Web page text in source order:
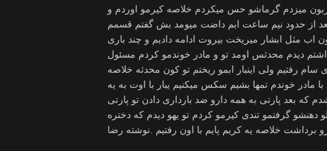
میزدم گرماشو حس میکردم خلاصه کیرمو اوردم و
از حدود نیم ساعت ابم داضت میومد بش گفتم قسمم
اب مثل ابشار میریخت بیروت ادامه دادیم و چند باری
دیدم محدثس اومد تو و مادر خوندمو کردم مسئول
ولی اینبار ابمو ریختم تو کون محدثه خلاصه
خوندم تمها بشیم سکس میکنیم یبار با اوت به یه
که بعد پارتی به همه دارو ضد بارداری دادن تو پارتی
گرفتمو تندی کیرمو کردم تو یهو دیدم که دختره
خلاصه یه کریم پایم با اون رفتیم .نوشته رضا